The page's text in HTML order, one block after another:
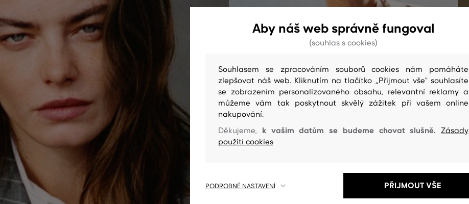
Aby náš web správně fungoval
(souhlas s cookies)
Souhlasem se zpracováním souborů cookies nám pomáháte
zlepšovat náš web. Kliknutím na tlačítko „Přijmout vše" souhlasíte
se zobrazením personalizovaného obsahu, relevantní reklamy a
můžeme vám tak poskytnout skvělý zážitek při vašem online
nakupování.
Děkujeme, k vašim datům se budeme chovat slušně. Zásady
použití cookies
PODROBNÉ NASTAVENÍ PŘIJMOUT VŠE